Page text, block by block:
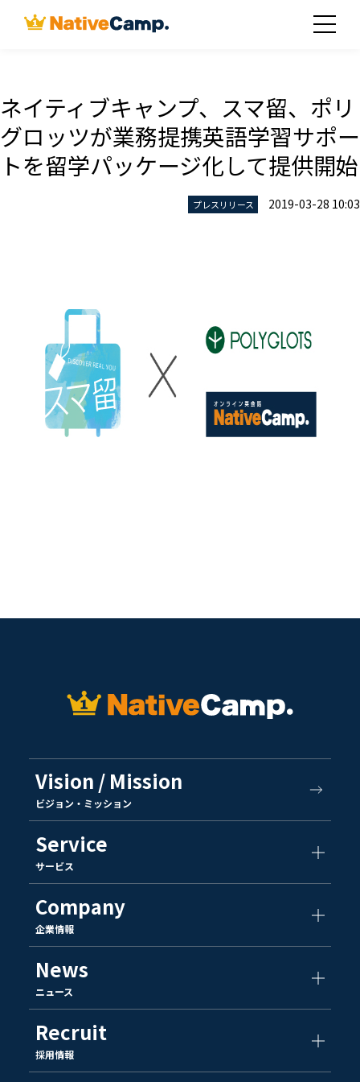
ネイティブキャンプ、スマ留、ポリ
グロッツが業務提携英語学習サポー
トを留学パッケージ化して提供開始
プレスリリース 2019-03-28 10:03
Vision / Mission
ビジョン・ミッション
Service
サービス
Company
企業情報
News
ニュース
Recruit
採用情報